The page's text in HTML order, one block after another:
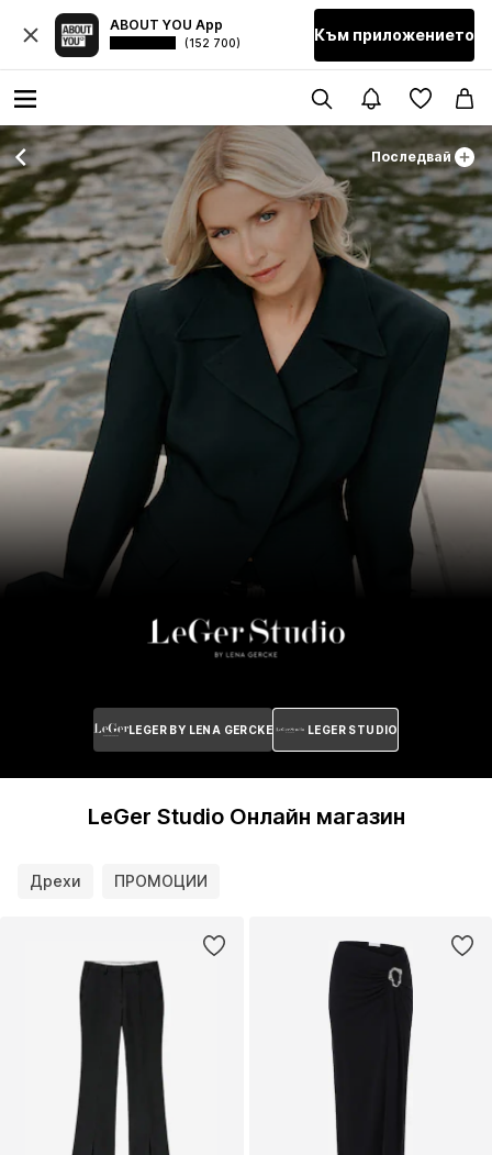
ABOUT YOU App
(152 700) Към приложението
Последвай
LEGER BY LENA GERCKE LEGER STUDIO
LeGer Studio Онлайн магазин
Дрехи ПРОМОЦИИ